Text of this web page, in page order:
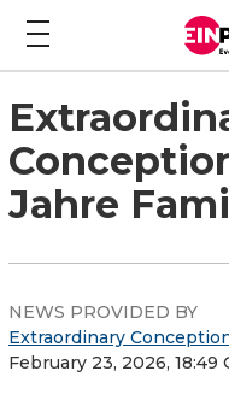
Jahre
NEWS PROVIDED BY
Extraordinary
February 23, 2026, 18:49